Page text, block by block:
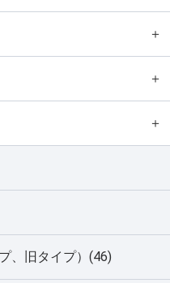
＋
＋
＋
、旧タイプ）(46)